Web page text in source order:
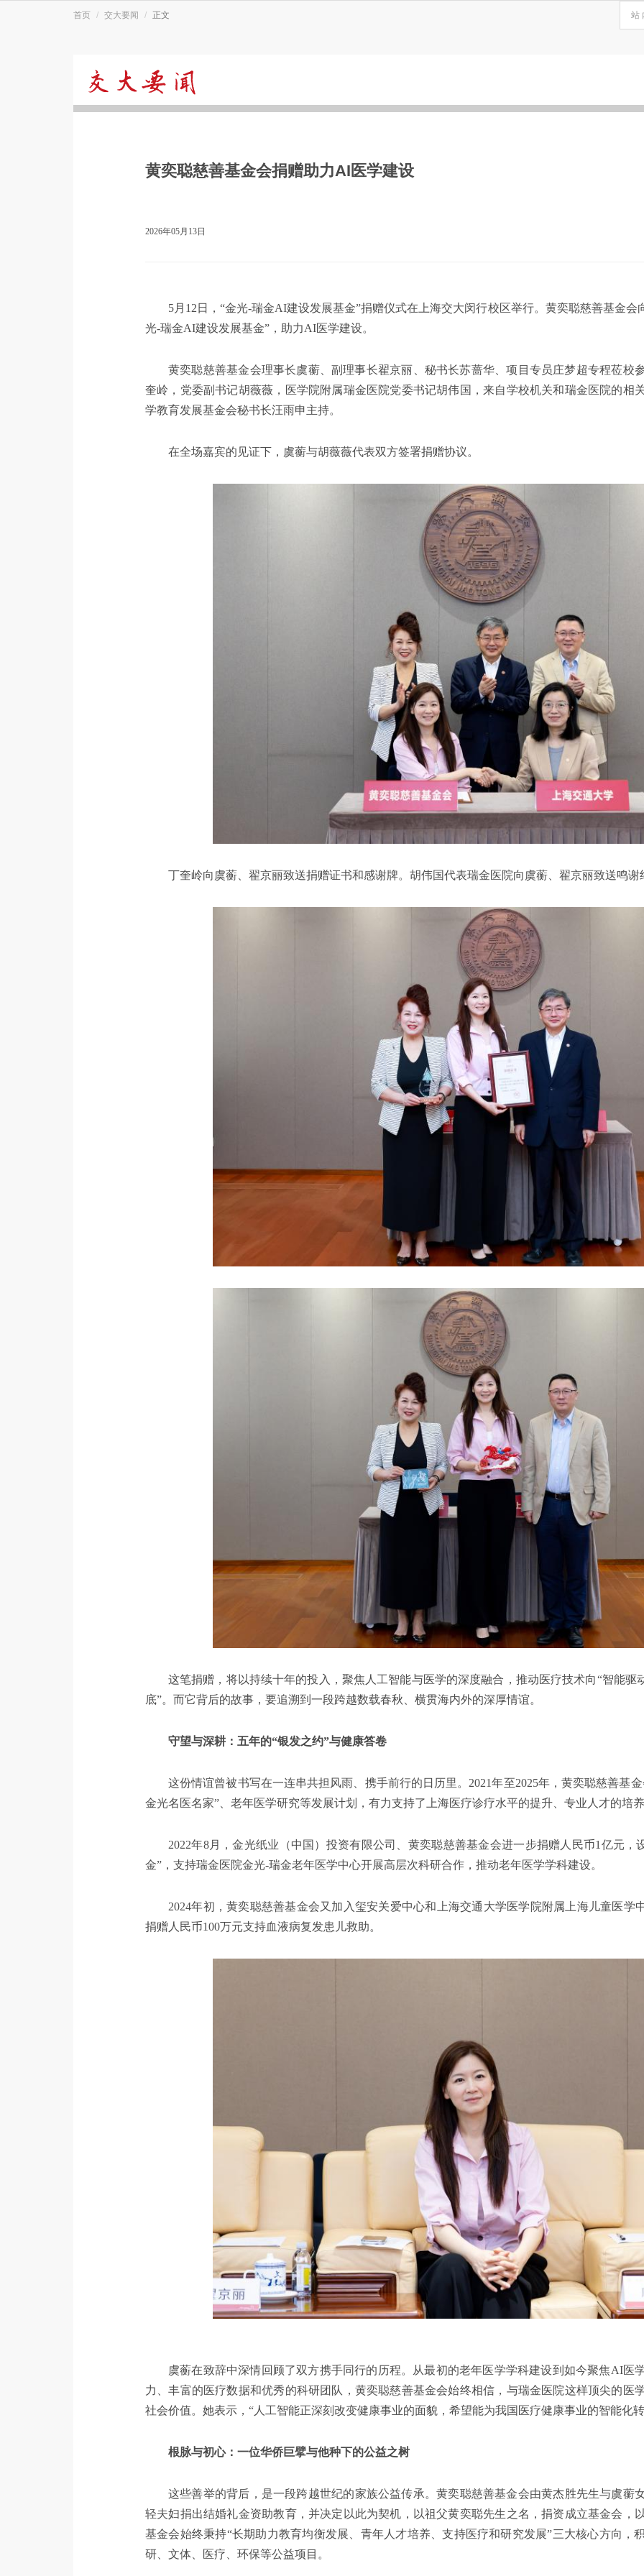
首页 交大要闻 正文
要
闻
黄奕聪慈善基金会捐赠助力AI医学建设
2026年05月13日
5月12日，“金光-瑞金AI建设发展基金”捐赠仪式在上海交大闵行校区举行。黄奕聪慈善基金会
光-瑞金AI建设发展基金”，助力AI医学建设。
黄奕聪慈善基金会理事长虞蘅、副理事长翟京丽、秘书长苏蔷华、项目专员庄梦超专程莅校
奎岭，党委副书记胡薇薇，医学院附属瑞金医院党委书记胡伟国，来自学校机关和瑞金医院的相
学教育发展基金会秘书长汪雨申主持。
在全场嘉宾的见证下，虞蘅与胡薇薇代表双方签署捐赠协议。
丁奎岭向虞蘅、翟京丽致送捐赠证书和感谢牌。胡伟国代表瑞金医院向虞蘅、翟京丽致送鸣谢
这笔捐赠，将以持续十年的投入，聚焦人工智能与医学的深度融合，推动医疗技术向“智能驱
底”。而它背后的故事，要追溯到一段跨越数载春秋、横贯海内外的深厚情谊。
守望与深耕：五年的“银发之约”与健康答卷
这份情谊曾被书写在一连串共担风雨、携手前行的日历里。2021年至2025年，黄奕聪慈善基
金光名医名家”、老年医学研究等发展计划，有力支持了上海医疗诊疗水平的提升、专业人才的培
2022年8月，金光纸业（中国）投资有限公司、黄奕聪慈善基金会进一步捐赠人民币1亿元，
金”，支持瑞金医院金光-瑞金老年医学中心开展高层次科研合作，推动老年医学学科建设。
2024年初，黄奕聪慈善基金会又加入玺安关爱中心和上海交通大学医学院附属上海儿童医学
捐赠人民币100万元支持血液病复发患儿救助。
虞蘅在致辞中深情回顾了双方携手同行的历程。从最初的老年医学学科建设到如今聚焦AI医
力、丰富的医疗数据和优秀的科研团队，黄奕聪慈善基金会始终相信，与瑞金医院这样顶尖的医
社会价值。她表示，“人工智能正深刻改变健康事业的面貌，希望能为我国医疗健康事业的智能化
根脉与初心：一位华侨巨擘与他种下的公益之树
这些善举的背后，是一段跨越世纪的家族公益传承。黄奕聪慈善基金会由黄杰胜先生与虞蘅
轻夫妇捐出结婚礼金资助教育，并决定以此为契机，以祖父黄奕聪先生之名，捐资成立基金会，
基金会始终秉持“长期助力教育均衡发展、青年人才培养、支持医疗和研究发展”三大核心方向，
研、文体、医疗、环保等公益项目。